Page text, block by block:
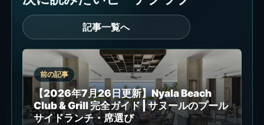
記事一覧へ
前の記事
【2026年7月26日更新】Nyala Beach
Club & Grill 完全ガイド | サヌールのプール
サイドランチ・席選び